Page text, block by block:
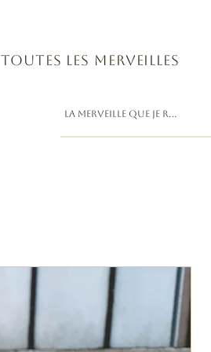
Toutes les merveilles